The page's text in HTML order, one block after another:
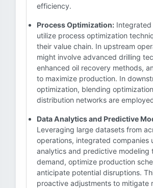
efficiency.
Process Optimization:
utilize process optimization
their value chain. In upstream
might involve advanced drilling
enhanced oil recovery methods,
to maximize production. In
optimization, blending
distribution networks are
Data Analytics and Predictive
Leveraging large datasets from
operations, integrated companies
analytics and predictive modeling
demand, optimize production
anticipate potential disruptions.
proactive adjustments to mitigate